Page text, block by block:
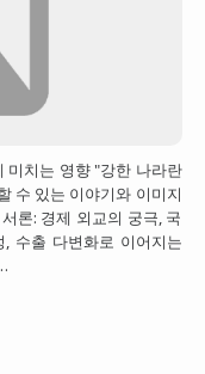
미치는 영향 "강한 나라란
수 있는 이야기와 이미지
론: 경제 외교의 궁극, 국
수출 다변화로 이어지는